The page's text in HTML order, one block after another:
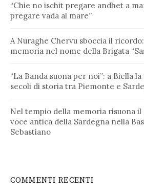
“Chie no ischit pregare andhet a
pregare vada al mare”
A Nuraghe Chervu sboccia il
memoria nel nome della Brigata
“La Banda suona per noi”: a Biella
secoli di storia tra Piemonte e
Nel tempio della memoria risuona
voce antica della Sardegna nella
Sebastiano
COMMENTI RECENTI